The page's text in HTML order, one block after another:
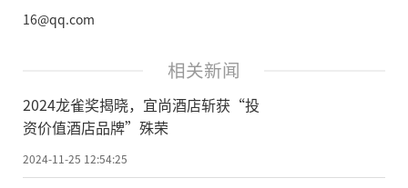
16@qq.com
相关新闻
2024龙雀奖揭晓，宜尚酒店斩获“投
资价值酒店品牌”殊荣
2024-11-25 12:54:25